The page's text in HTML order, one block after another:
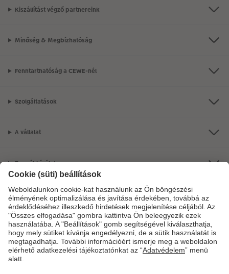
Kiszállítást végző partnereink
Minőség & Megbízhatóság
Fenntarthatóság a CEWE-nél
Szolgáltatások
A vállalat
Termékkínálat
CEWE Fotóvilág